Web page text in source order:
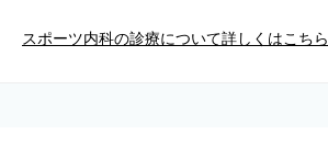
スポーツ内科の診療について詳しくはこちら